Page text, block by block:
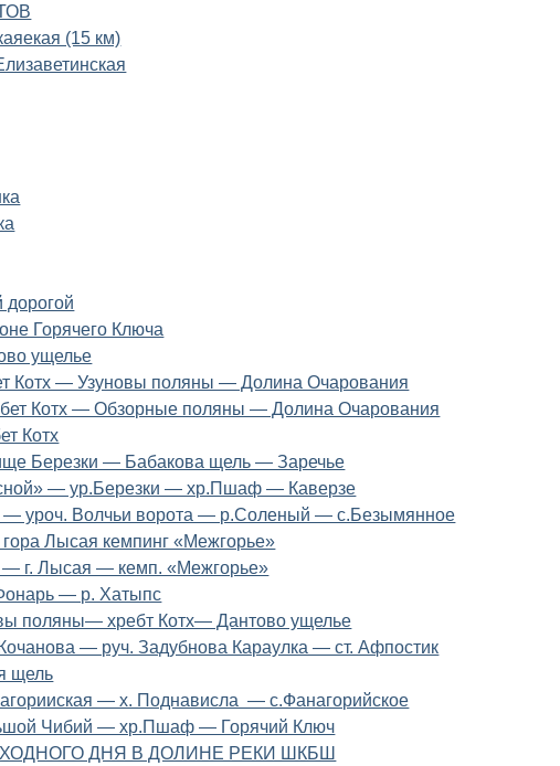
(15 км)
дорогой
Горячего Ключа
ущелье
Котх — Узуновы поляны — Долина Очарования
Котх — Обзорные поляны — Долина Очарования
Котх
Березки — Бабакова щель — Заречье
— ур.Березки — хр.Пшаф — Каверзе
— уроч. Волчьи ворота — р.Соленый — с.Безымянное
Лысая кемпинг «Межгорье»
— г. Лысая — кемп. «Межгорье»
— р. Хатыпс
поляны— хребт Котх— Дантово ущелье
— руч. Задубнова Караулка — ст. Афпостик
щель
— х. Поднависла — с.Фанагорийское
Чибий — хр.Пшаф — Горячий Ключ
ДНЯ В ДОЛИНЕ РЕКИ ШКБШ